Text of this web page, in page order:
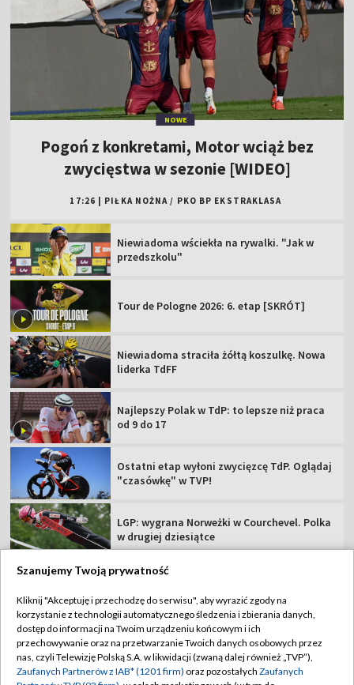
NOWE
Pogoń z konkretami, Motor wciąż bez
zwycięstwa w sezonie [WIDEO]
17:26 PIŁKA NOŻNA / PKO BP EKSTRAKLASA
Niewiadoma wściekła na rywalki. "Jak w
przedszkolu"
Tour de Pologne 2026: 6. etap [SKRÓT]
Niewiadoma straciła żółtą koszulkę. Nowa
liderka TdFF
Najlepszy Polak w TdP: to lepsze niż praca
od 9 do 17
Ostatni etap wyłoni zwycięzcę TdP. Oglądaj
"czasówkę" w TVP!
LGP: wygrana Norweżki w Courchevel. Polka
w drugiej dziesiątce
TVP
Abonament TVP
Sklep TVP
Regulamin TVP
Polityka prywatności
Szanujemy Twoją prywatność
Kliknij "Akceptuję i przechodzę do serwisu", aby wyrazić zgody na
korzystanie z technologii automatycznego śledzenia i zbierania danych,
dostęp do informacji na Twoim urządzeniu końcowym i ich
przechowywanie oraz na przetwarzanie Twoich danych osobowych przez
nas, czyli Telewizję Polską S.A. w likwidacji (zwaną dalej również „TVP”),
Zaufanych Partnerów z IAB* (1201 firm) oraz pozostałych Zaufanych